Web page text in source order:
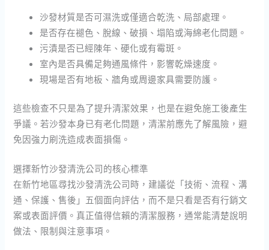
沙發材質是否可濕洗或僅適合乾洗、局部處理。
是否存在褪色、脫線、破損、塌陷或海綿老化問題。
污漬是否已經陳年、硬化或有霉斑。
室內是否具備足夠通風條件，影響乾燥速度。
現場是否有地板、牆角或周邊家具需要防護。
這些檢查不只是為了提升清潔效果，也是在避免施工後產生
爭議。若沙發本身已有老化問題，清潔前應先了解風險，避
免因強力刷洗造成表面損傷。
選擇新竹沙發清洗公司的核心標準
在新竹地區尋找沙發清洗公司時，建議從「技術、流程、溝
通、保護、售後」五個面向評估，而不是只看是否有行銷文
案或表面評價。真正值得信賴的清潔服務，通常能清楚說明
做法、限制與注意事項。